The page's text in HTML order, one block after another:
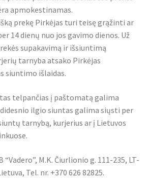
apmokestinamas.
prekę Pirkėjas turi teisę grąžinti ar
14 dienų nuo jos gavimo dienos. Už
supakavimą ir išsiuntimą
tarnyba atsako Pirkėjas
siuntimo išlaidas.
telpančias į paštomatą galima
ilgio siuntas galima siųsti per
tarnybą, kurjerius ar į Lietuvos
M.K. Čiurlionio g. 111-235, LT-
Tel. nr. +370 626 82825.